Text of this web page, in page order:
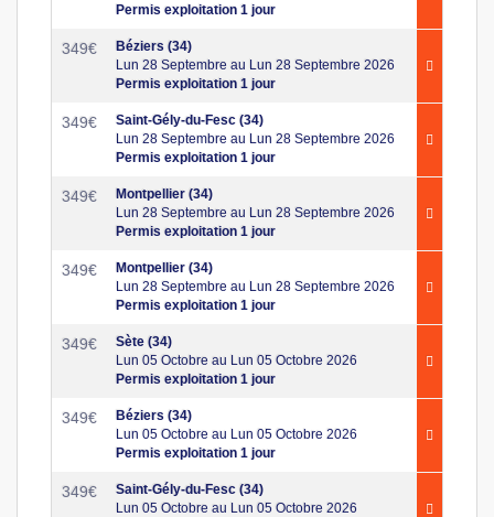
Permis exploitation 1 jour
349€
Béziers (34)
Lun 28 Septembre au Lun 28 Septembre 2026
Permis exploitation 1 jour
349€
Saint-Gély-du-Fesc (34)
Lun 28 Septembre au Lun 28 Septembre 2026
Permis exploitation 1 jour
349€
Montpellier (34)
Lun 28 Septembre au Lun 28 Septembre 2026
Permis exploitation 1 jour
349€
Montpellier (34)
Lun 28 Septembre au Lun 28 Septembre 2026
Permis exploitation 1 jour
349€
Sète (34)
Lun 05 Octobre au Lun 05 Octobre 2026
Permis exploitation 1 jour
349€
Béziers (34)
Lun 05 Octobre au Lun 05 Octobre 2026
Permis exploitation 1 jour
349€
Saint-Gély-du-Fesc (34)
Lun 05 Octobre au Lun 05 Octobre 2026